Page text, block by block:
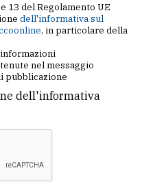
13 del Regolamento UE
dell'informativa sul
, in particolare della
nel messaggio
pubblicazione
dell'informativa